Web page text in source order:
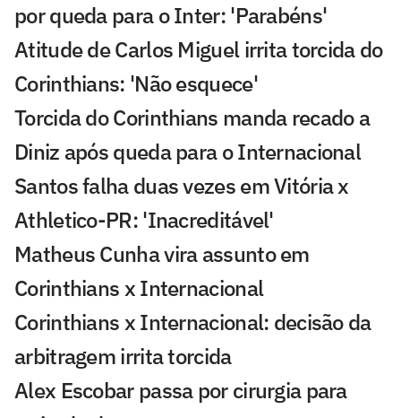
por queda para o Inter: 'Parabéns'
Atitude de Carlos Miguel irrita torcida do
Corinthians: 'Não esquece'
Torcida do Corinthians manda recado a
Diniz após queda para o Internacional
Santos falha duas vezes em Vitória x
Athletico-PR: 'Inacreditável'
Matheus Cunha vira assunto em
Corinthians x Internacional
Corinthians x Internacional: decisão da
arbitragem irrita torcida
Alex Escobar passa por cirurgia para